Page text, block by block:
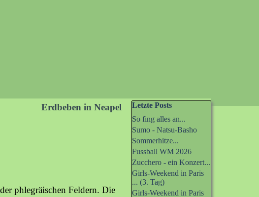
Erdbeben in Neapel
phlegräischen Feldern. Die
Block überspringen Letzte Posts
Letzte Posts
So fing alles an...
Sumo - Natsu-Basho
Sommerhitze...
Fussball WM 2026
Zucchero - ein Konzert...
Girls-Weekend in Paris
... (3. Tag)
Girls-Weekend in Paris